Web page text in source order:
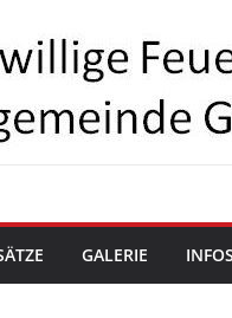
GALERIE INFOS